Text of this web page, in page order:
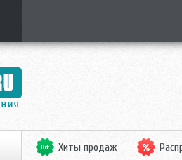
Хиты продаж